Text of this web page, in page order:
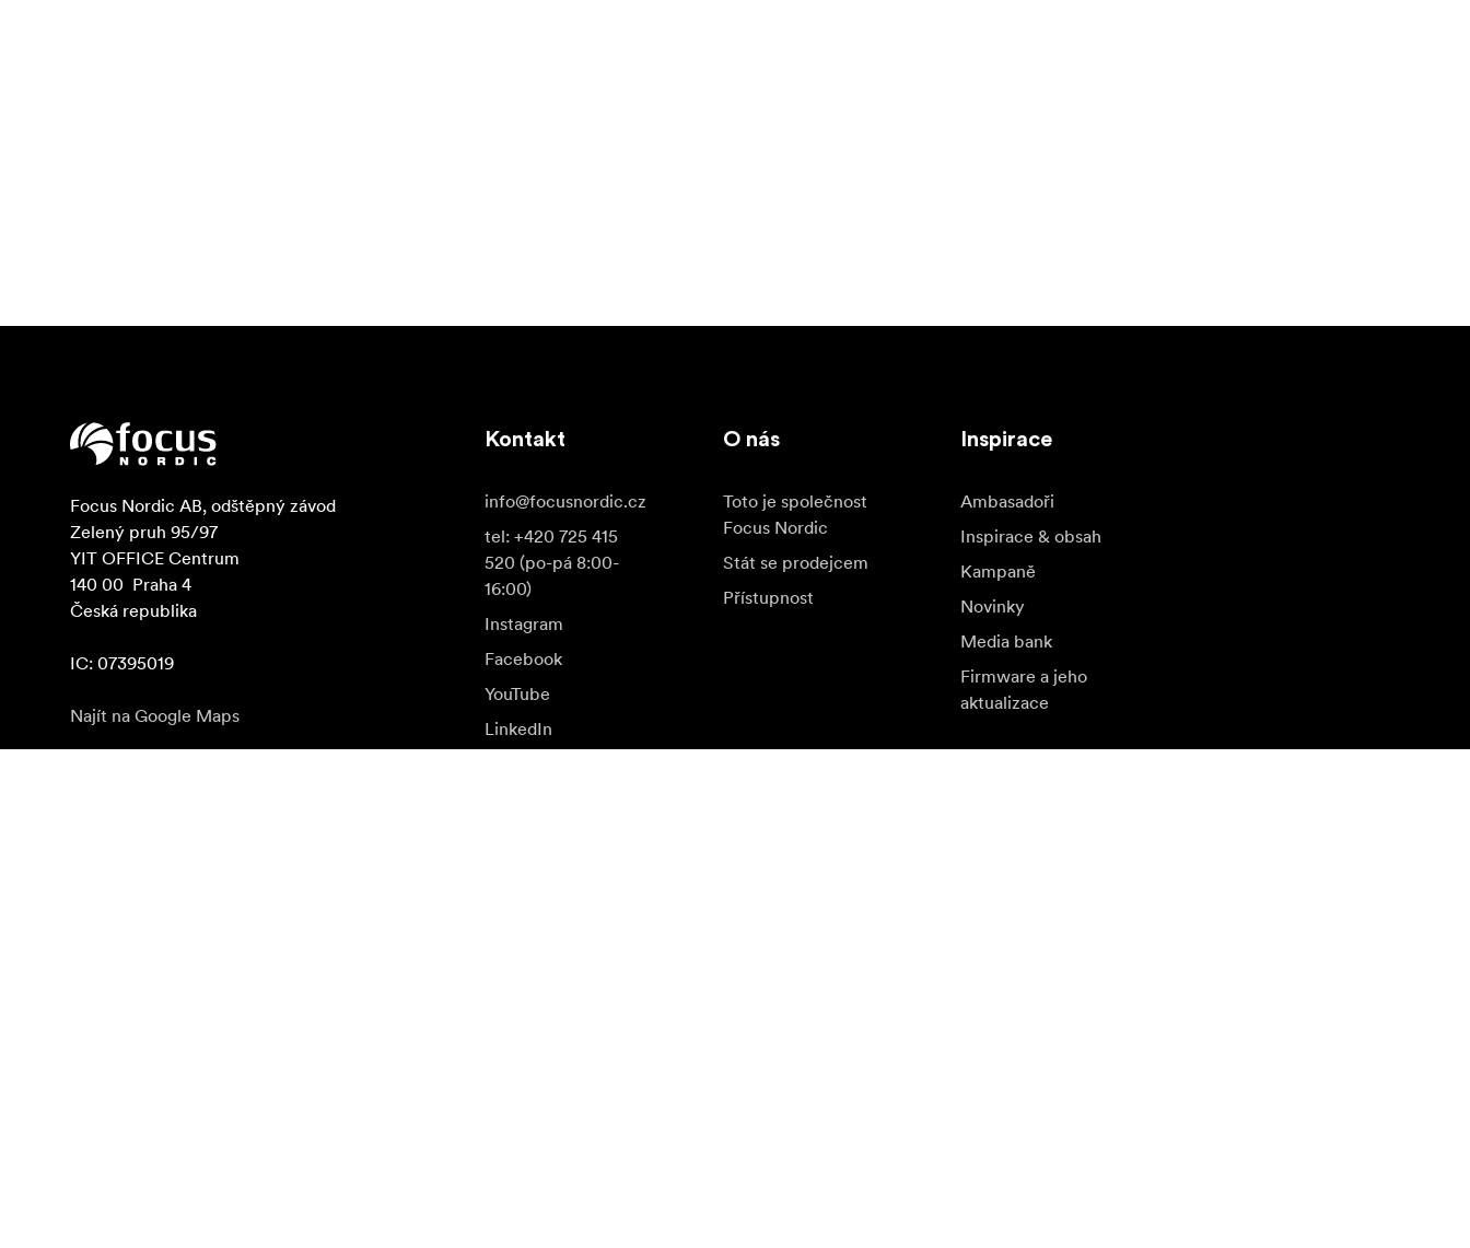
Focus Nordic AB, odštěpný závod
Zelený pruh 95/97
YIT OFFICE Centrum
140 00  Praha 4
Česká republika
IC: 07395019
Najít na Google Maps
Kontakt
info@focusnordic.cz
tel: +420 725 415
520 (po-pá 8:00-
16:00)
Instagram
Facebook
YouTube
LinkedIn
O nás
Toto je společnost
Focus Nordic
Stát se prodejcem
Přístupnost
Inspirace
Ambasadoři
Inspirace & obsah
Kampaně
Novinky
Media bank
Firmware a jeho
aktualizace